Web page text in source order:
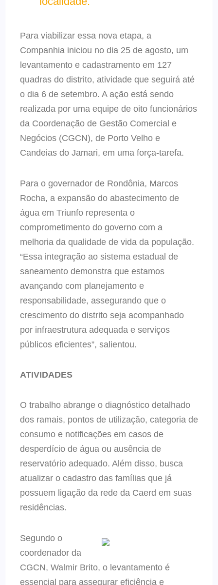
Para viabilizar essa nova etapa, a
Companhia iniciou no dia 25 de agosto, um
levantamento e cadastramento em 127
quadras do distrito, atividade que seguirá até
o dia 6 de setembro. A ação está sendo
realizada por uma equipe de oito funcionários
da Coordenação de Gestão Comercial e
Negócios (CGCN), de Porto Velho e
Candeias do Jamari, em uma força-tarefa.
Para o governador de Rondônia, Marcos
Rocha, a expansão do abastecimento de
água em Triunfo representa o
comprometimento do governo com a
melhoria da qualidade de vida da população.
“Essa integração ao sistema estadual de
saneamento demonstra que estamos
avançando com planejamento e
responsabilidade, assegurando que o
crescimento do distrito seja acompanhado
por infraestrutura adequada e serviços
públicos eficientes”, salientou.
ATIVIDADES
O trabalho abrange o diagnóstico detalhado
dos ramais, pontos de utilização, categoria de
consumo e notificações em casos de
desperdício de água ou ausência de
reservatório adequado. Além disso, busca
atualizar o cadastro das famílias que já
possuem ligação da rede da Caerd em suas
residências.
Segundo o
coordenador da
CGCN, Walmir Brito, o levantamento é
essencial para assegurar eficiência e